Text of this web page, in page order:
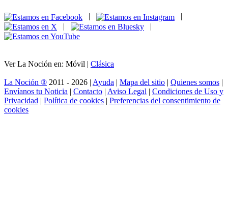
|
|
Ver La Noción en: Móvil | Clásica
La Noción ® 2011 - 2026 | Ayuda | Mapa del sitio | Quienes somos |
Envíanos tu Noticia | Contacto | Aviso Legal | Condiciones de Uso y
Privacidad | Política de cookies | Preferencias del consentimiento de
cookies